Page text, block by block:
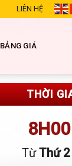
LIÊN HỆ
BẢNG GIÁ
THỜI
TừThứ 2